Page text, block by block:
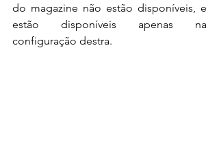
do magazine não estão disponíveis, e
estão disponíveis apenas na
configuração destra.